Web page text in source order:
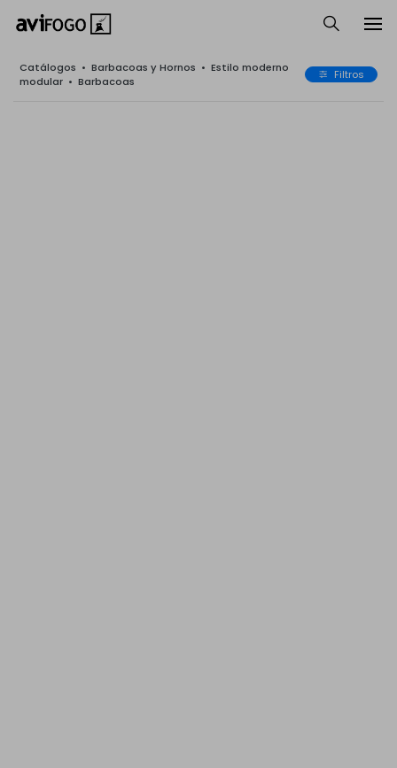
Catálogos • Barbacoas y Hornos • Estilo moderno
modular • Barbacoas Filtros